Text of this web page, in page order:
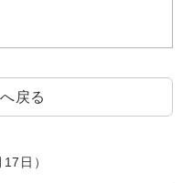
戻る
日